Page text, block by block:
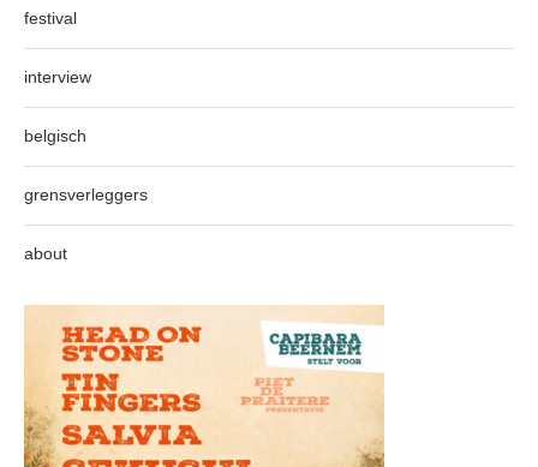
festival
interview
belgisch
grensverleggers
about